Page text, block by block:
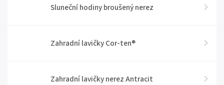
Sluneční hodiny broušený nerez
Zahradní lavičky Cor-ten®
Zahradní lavičky nerez Antracit